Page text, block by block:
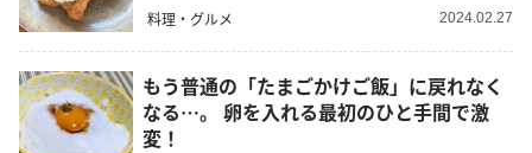
料理・グルメ 2024.02.27
もう普通の「たまごかけご飯」に戻れなく
なる…。 卵を入れる最初のひと手間で激
変！